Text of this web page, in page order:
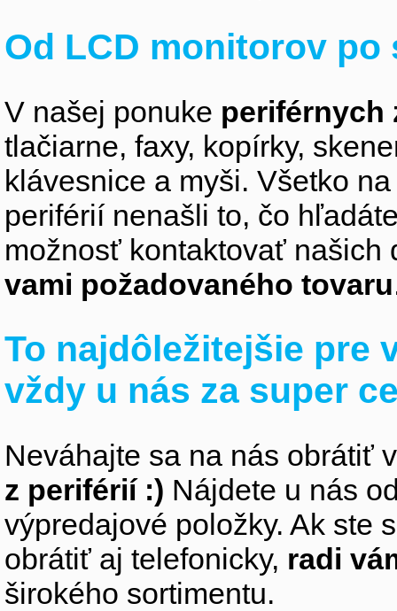
Od LCD monitorov
V našej ponuke periférnych
tlačiarne, faxy, kopírky,
klávesnice a myši. Všetko
periférií nenašli to, čo
možnosť kontaktovať
vami požadovaného tovaru
To najdôležitejšie pre
vždy u nás za super
Neváhajte sa na nás obrátiť
z periférií :) Nájdete u nás
výpredajové položky. Ak ste
obrátiť aj telefonicky, radi
širokého sortimentu.